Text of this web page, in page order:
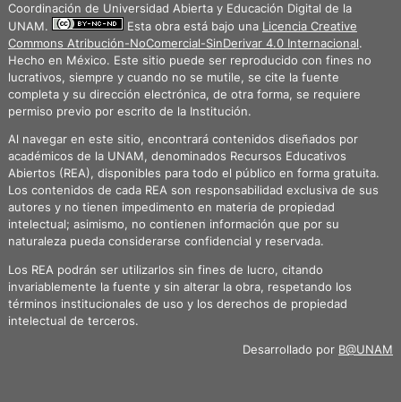
Coordinación de Universidad Abierta y Educación Digital de la
UNAM.
Esta obra está bajo una Licencia Creative
Commons Atribución-NoComercial-SinDerivar 4.0 Internacional.
Hecho en México. Este sitio puede ser reproducido con fines no
lucrativos, siempre y cuando no se mutile, se cite la fuente
completa y su dirección electrónica, de otra forma, se requiere
permiso previo por escrito de la Institución.
Al navegar en este sitio, encontrará contenidos diseñados por
académicos de la UNAM, denominados Recursos Educativos
Abiertos (REA), disponibles para todo el público en forma gratuita.
Los contenidos de cada REA son responsabilidad exclusiva de sus
autores y no tienen impedimento en materia de propiedad
intelectual; asimismo, no contienen información que por su
naturaleza pueda considerarse confidencial y reservada.
Los REA podrán ser utilizarlos sin fines de lucro, citando
invariablemente la fuente y sin alterar la obra, respetando los
términos institucionales de uso y los derechos de propiedad
intelectual de terceros.
Desarrollado por B@UNAM